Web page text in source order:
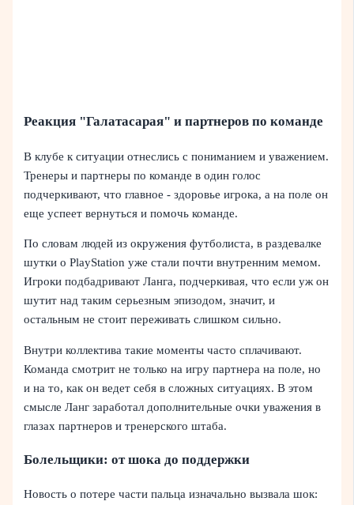
Реакция "Галатасарая" и партнеров по команде
В клубе к ситуации отнеслись с пониманием и уважением.
Тренеры и партнеры по команде в один голос
подчеркивают, что главное - здоровье игрока, а на поле он
еще успеет вернуться и помочь команде.
По словам людей из окружения футболиста, в раздевалке
шутки о PlayStation уже стали почти внутренним мемом.
Игроки подбадривают Ланга, подчеркивая, что если уж он
шутит над таким серьезным эпизодом, значит, и
остальным не стоит переживать слишком сильно.
Внутри коллектива такие моменты часто сплачивают.
Команда смотрит не только на игру партнера на поле, но
и на то, как он ведет себя в сложных ситуациях. В этом
смысле Ланг заработал дополнительные очки уважения в
глазах партнеров и тренерского штаба.
Болельщики: от шока до поддержки
Новость о потере части пальца изначально вызвала шок: